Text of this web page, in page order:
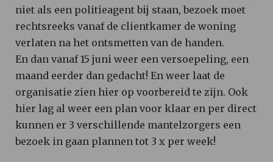
niet als een politieagent bij staan, bezoek moet
rechtsreeks vanaf de clientkamer de woning
verlaten na het ontsmetten van de handen.
En dan vanaf 15 juni weer een versoepeling, een
maand eerder dan gedacht! En weer laat de
organisatie zien hier op voorbereid te zijn. Ook
hier lag al weer een plan voor klaar en per direct
kunnen er 3 verschillende mantelzorgers een
bezoek in gaan plannen tot 3 x per week!